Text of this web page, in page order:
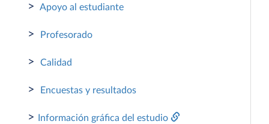
> Apoyo al estudiante
> Profesorado
> Calidad
> Encuestas y resultados
> Información gráfica del estudio